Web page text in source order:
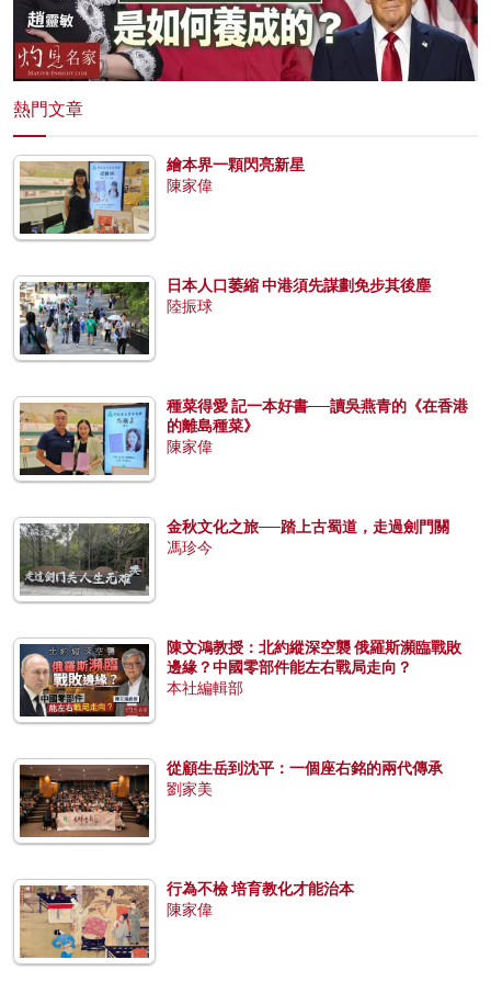
熱門文章
繪本界一顆閃亮新星
陳家偉
日本人口萎縮 中港須先謀劃免步其後塵
陸振球
種菜得愛 記一本好書──讀吳燕青的《在香港
的離島種菜》
陳家偉
金秋文化之旅──踏上古蜀道，走過劍門關
馮珍今
陳文鴻教授：北約縱深空襲 俄羅斯瀕臨戰敗
邊緣？中國零部件能左右戰局走向？
本社編輯部
從顧生岳到沈平：一個座右銘的兩代傳承
劉家美
行為不檢 培育教化才能治本
陳家偉